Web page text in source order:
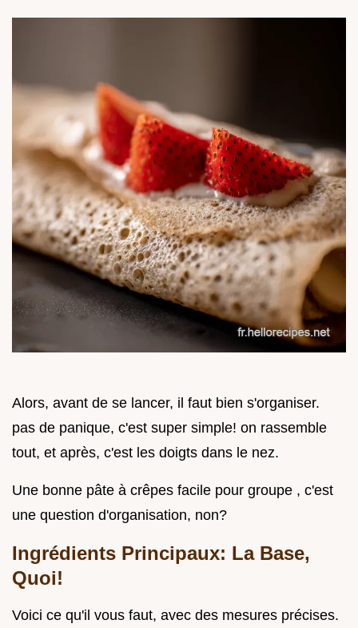
Alors, avant de se lancer, il faut bien s'organiser.
pas de panique, c'est super simple! on rassemble
tout, et après, c'est les doigts dans le nez.
Une bonne pâte à crêpes facile pour groupe , c'est
une question d'organisation, non?
Ingrédients Principaux: La Base,
Quoi!
Voici ce qu'il vous faut, avec des mesures précises.